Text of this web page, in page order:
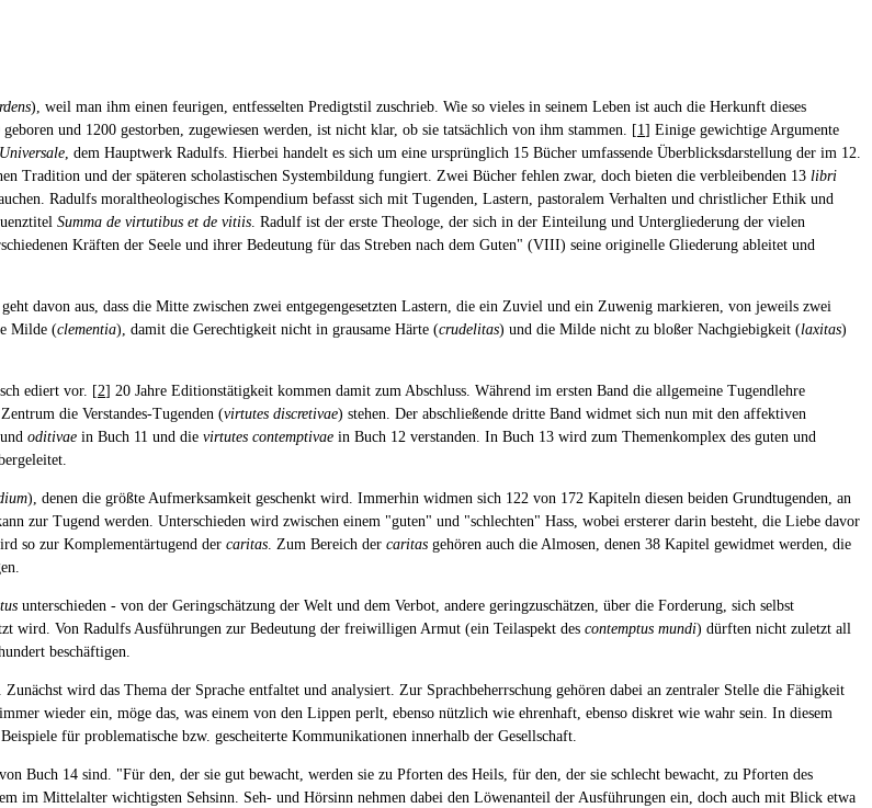
), weil man ihm einen feurigen, entfesselten Predigtstil zuschrieb. Wie so vieles in seinem Leben ist auch die Herkunft dieses
und 1200 gestorben, zugewiesen werden, ist nicht klar, ob sie tatsächlich von ihm stammen. [1 ] Einige gewichtige Argumente
, dem Hauptwerk Radulfs. Hierbei handelt es sich um eine ursprünglich 15 Bücher umfassende Überblicksdarstellung der im 12.
Tradition und der späteren scholastischen Systembildung fungiert. Zwei Bücher fehlen zwar, doch bieten die verbleibenden 13 libri
Radulfs moraltheologisches Kompendium befasst sich mit Tugenden, Lastern, pastoralem Verhalten und christlicher Ethik und
Summa de virtutibus et de vitiis . Radulf ist der erste Theologe, der sich in der Einteilung und Untergliederung der vielen
Kräften der Seele und ihrer Bedeutung für das Streben nach dem Guten" (VIII) seine originelle Gliederung ableitet und
davon aus, dass die Mitte zwischen zwei entgegengesetzten Lastern, die ein Zuviel und ein Zuwenig markieren, von jeweils zwei
Milde (clementia), damit die Gerechtigkeit nicht in grausame Härte (crudelitas) und die Milde nicht zu bloßer Nachgiebigkeit (laxitas)
ediert vor. [2] 20 Jahre Editionstätigkeit kommen damit zum Abschluss. Während im ersten Band die allgemeine Tugendlehre
die Verstandes-Tugenden (virtutes discretivae) stehen. Der abschließende dritte Band widmet sich nun mit den affektiven
und oditivae in Buch 11 und die virtutes contemptivae in Buch 12 verstanden. In Buch 13 wird zum Themenkomplex des guten und
), denen die größte Aufmerksamkeit geschenkt wird. Immerhin widmen sich 122 von 172 Kapiteln diesen beiden Grundtugenden, an
zur Tugend werden. Unterschieden wird zwischen einem "guten" und "schlechten" Hass, wobei ersterer darin besteht, die Liebe davor
so zur Komplementärtugend der caritas . Zum Bereich der caritas gehören auch die Almosen, denen 38 Kapitel gewidmet werden, die
unterschieden - von der Geringschätzung der Welt und dem Verbot, andere geringzuschätzen, über die Forderung, sich selbst
wird. Von Radulfs Ausführungen zur Bedeutung der freiwilligen Armut (ein Teilaspekt des contemptus mundi) dürften nicht zuletzt all
beschäftigen.
wird das Thema der Sprache entfaltet und analysiert. Zur Sprachbeherrschung gehören dabei an zentraler Stelle die Fähigkeit
wieder ein, möge das, was einem von den Lippen perlt, ebenso nützlich wie ehrenhaft, ebenso diskret wie wahr sein. In diesem
für problematische bzw. gescheiterte Kommunikationen innerhalb der Gesellschaft.
Buch 14 sind. "Für den, der sie gut bewacht, werden sie zu Pforten des Heils, für den, der sie schlecht bewacht, zu Pforten des
im Mittelalter wichtigsten Sehsinn. Seh- und Hörsinn nehmen dabei den Löwenanteil der Ausführungen ein, doch auch mit Blick etwa